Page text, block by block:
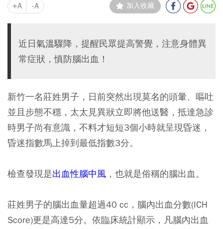
+A -A 加入收藏
近日氣溫驟降，提醒民眾提高警覺，注意身體異
常症狀，慎防腦出血！
新竹一名莊姓男子，日前突然出現莫名的頭暈、嘔吐
並且步態不穩，太太見異狀立即將他送醫，抵達急診
時男子尚有意識，不料才短短3個小時就呈現昏迷，
昏迷指數馬上掉到最低指數3分。
檢查發現是出血性腦中風 ，也就是俗稱的腦出血。
莊姓男子的腦出血量超過40 cc，腦內出血分數(ICH
Score)更是高達5分。依臨床統計顯示，凡腦內出血